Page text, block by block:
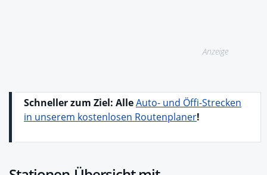
Anzeige
Schneller zum Ziel: AlleAuto- und Öffi-Strecken
in unserem kostenlosen Routenplaner!